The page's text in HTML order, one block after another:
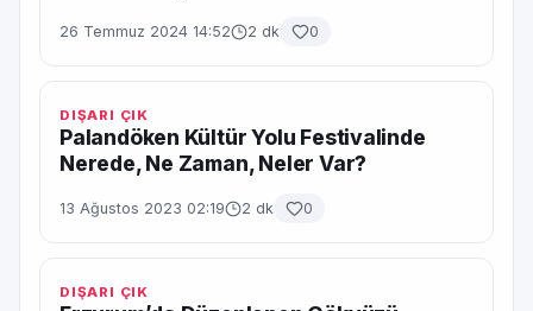
26 Temmuz 2024 14:52 2 dk 0
DIŞARI ÇIK
Palandöken Kültür Yolu Festivalinde
Nerede, Ne Zaman, Neler Var?
13 Ağustos 2023 02:19 2 dk 0
DIŞARI ÇIK